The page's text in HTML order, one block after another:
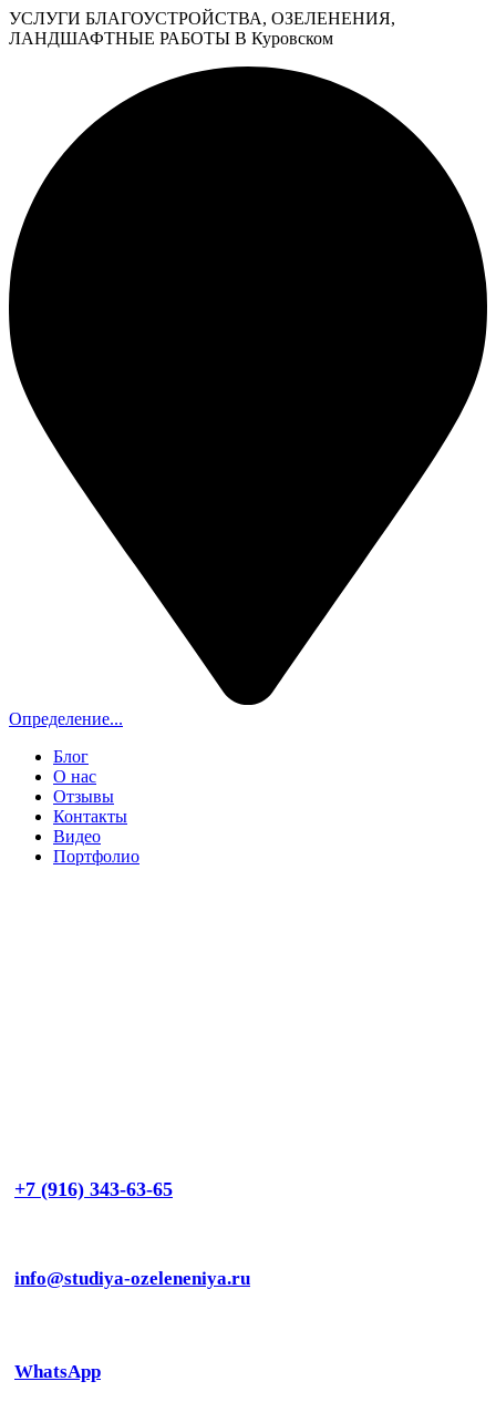
УСЛУГИ БЛАГОУСТРОЙСТВА, ОЗЕЛЕНЕНИЯ,
ЛАНДШАФТНЫЕ РАБОТЫ В Куровском
Определение...
Блог
О нас
Отзывы
Контакты
Видео
Портфолио
+7 (916) 343-63-65
info@studiya-ozeleneniya.ru
WhatsApp